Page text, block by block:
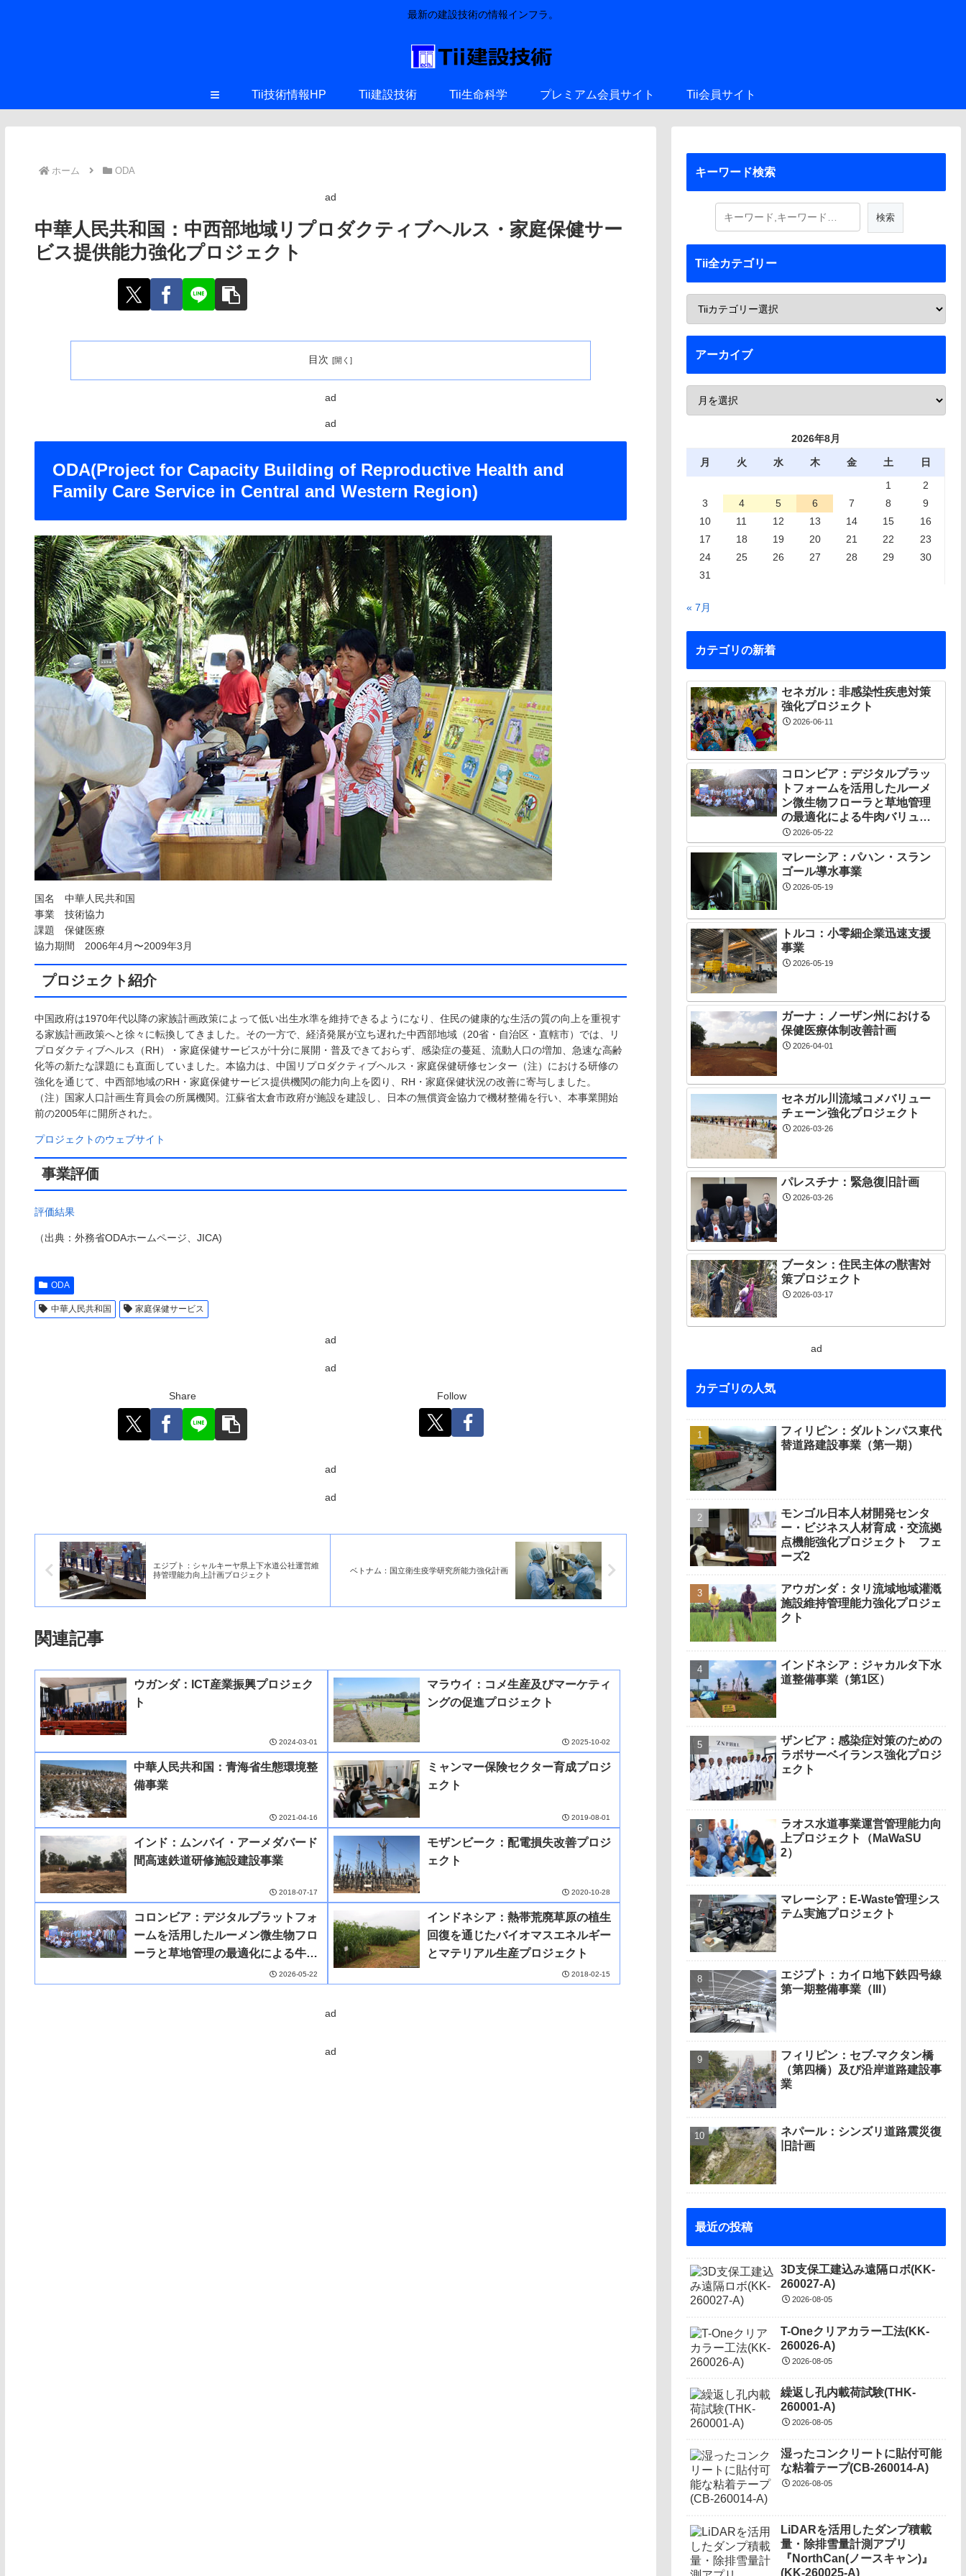
最新の建設技術の情報インフラ。
≡ Tii技術情報HP Tii建設技術 Tii生命科学 プレミアム会員サイト Tii会員サイト
ホーム ODA
ad
中華人民共和国：中西部地域リプロダクティブヘルス・家庭保健サー
ビス提供能力強化プロジェクト
目次
ad
ad
ODA(Project for Capacity Building of Reproductive Health and
Family Care Service in Central and Western Region)
国名 中華人民共和国
事業 技術協力
課題 保健医療
協力期間 2006年4月〜2009年3月
プロジェクト紹介
中国政府は1970年代以降の家族計画政策によって低い出生水準を維持できるようになり、住民の健康的な生活の質の向上を重視す
る家族計画政策へと徐々に転換してきました。その一方で、経済発展が立ち遅れた中西部地域（20省・自治区・直轄市）では、リ
プロダクティブヘルス（RH）・家庭保健サービスが十分に展開・普及できておらず、感染症の蔓延、流動人口の増加、急速な高齢
化等の新たな課題にも直面していました。本協力は、中国リプロダクティブヘルス・家庭保健研修センター（注）における研修の
強化を通じて、中西部地域のRH・家庭保健サービス提供機関の能力向上を図り、RH・家庭保健状況の改善に寄与しました。
（注）国家人口計画生育員会の所属機関。江蘇省太倉市政府が施設を建設し、日本の無償資金協力で機材整備を行い、本事業開始
前の2005年に開所された。
プロジェクトのウェブサイト
事業評価
評価結果
（出典：外務省ODAホームページ、JICA)
ODA
中華人民共和国 家庭保健サービス
ad
ad
Share Follow
ad
ad
エジプト：シャルキーヤ県上下水道公社運営維
持管理能力向上計画プロジェクト
ベトナム：国立衛生疫学研究所能力強化計画
関連記事
ウガンダ：ICT産業振興プロジェク
ト
2024-03-01
マラウイ：コメ生産及びマーケティ
ングの促進プロジェクト
2025-10-02
中華人民共和国：青海省生態環境整
備事業
2021-04-16
ミャンマー保険セクター育成プロジ
ェクト
2019-08-01
インド：ムンバイ・アーメダバード
間高速鉄道研修施設建設事業
2018-07-17
モザンビーク：配電損失改善プロジ
ェクト
2020-10-28
コロンビア：デジタルプラットフォ
ームを活用したルーメン微生物フロ
ーラと草地管理の最適化による牛肉
バリューチェーン創出プロジェクト
2026-05-22
インドネシア：熱帯荒廃草原の植生
回復を通じたバイオマスエネルギー
とマテリアル生産プロジェクト
2018-02-15
ad
ad
キーワード検索
Tii全カテゴリー
アーカイブ
2026年8月
月 火 水 木 金 土
日
1
2
3
4 5 6 7 8
9
10
11 12 13 14 15
16
17
18 19 20 21 22
23
24
25 26 27 28 29
30
31
« 7月
カテゴリの新着
セネガル：非感染性疾患対策
強化プロジェクト
2026-06-11
コロンビア：デジタルプラッ
トフォームを活用したルーメ
ン微生物フローラと草地管理
の最適化による牛肉バリュー
チェーン創出プロジェクト
2026-05-22
マレーシア：パハン・スラン
ゴール導水事業
2026-05-19
トルコ：小零細企業迅速支援
事業
2026-05-19
ガーナ：ノーザン州における
保健医療体制改善計画
2026-04-01
セネガル川流域コメバリュー
チェーン強化プロジェクト
2026-03-26
パレスチナ：緊急復旧計画
2026-03-26
ブータン：住民主体の獣害対
策プロジェクト
2026-03-17
ad
カテゴリの人気
フィリピン：ダルトンパス東代
替道路建設事業（第一期）
モンゴル日本人材開発センタ
ー・ビジネス人材育成・交流拠
点機能強化プロジェクト フェ
ーズ2
アウガンダ：タリ流域地域灌漑
施設維持管理能力強化プロジェ
クト
インドネシア：ジャカルタ下水
道整備事業（第1区）
ザンビア：感染症対策のための
ラボサーベイランス強化プロジ
ェクト
ラオス水道事業運営管理能力向
上プロジェクト（MaWaSU
2）
マレーシア：E-Waste管理シス
テム実施プロジェクト
エジプト：カイロ地下鉄四号線
第一期整備事業（III）
フィリピン：セブ-マクタン橋
（第四橋）及び沿岸道路建設事
業
ネパール：シンズリ道路震災復
旧計画
最近の投稿
3D支保工建込み遠隔ロボ(KK-
260027-A)
2026-08-05
T-Oneクリアカラー工法(KK-
260026-A)
2026-08-05
繰返し孔内載荷試験(THK-
260001-A)
2026-08-05
湿ったコンクリートに貼付可能
な粘着テープ(CB-260014-A)
2026-08-05
LiDARを活用したダンプ積載
量・除排雪量計測アプリ
『NorthCan(ノースキャン)』
(KK-260025-A)